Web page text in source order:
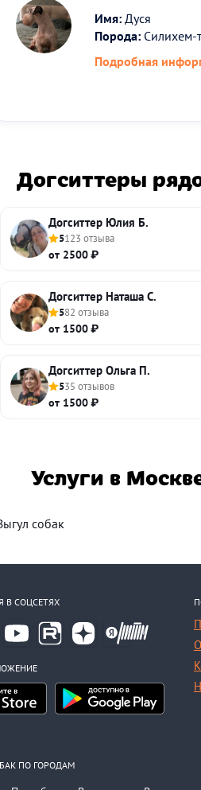
Имя: Дуся
Порода: Силихем-
Подробная
Догситтеры
Догситтер Юлия Б.
5123 отзыва
от 2500 ₽
Догситтер Наташа С.
582 отзыва
от 1500 ₽
Догситтер Ольга П.
535 отзывов
от 1500 ₽
Услуги в
собак
В СОЦСЕТЯХ
ПО ГОРОДАМ